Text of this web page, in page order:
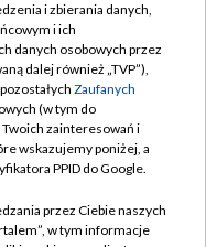
i zbierania danych,
i ich
danych osobowych przez
dalej również „TVP”),
Zaufanych
(w tym do
zainteresowań i
wskazujemy poniżej, a
PPID do Google.
przez Ciebie naszych
w tym informacje